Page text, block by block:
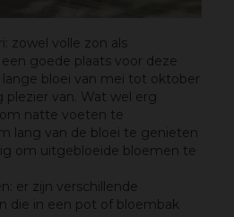
zowel volle zon als
goede plaats voor deze
bloei van mei tot oktober
plezier van. Wat wel erg
om natte voeten te
lang van de bloei te genieten
om uitgebloeide bloemen te
er zijn verschillende
die in een pot of bloembak